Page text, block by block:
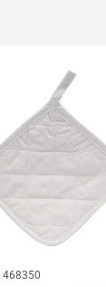
468350